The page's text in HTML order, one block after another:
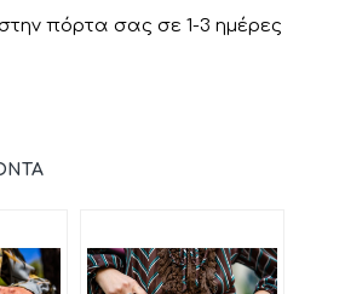
πόρτα σας σε 1-3 ημέρες